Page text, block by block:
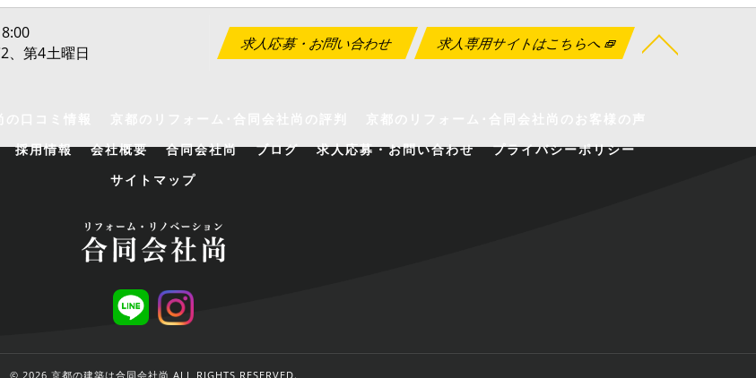
、第4土曜日
求人応募・お問い合わせ 求人専用サイトはこちらへ
採用情報 会社概要 合同会社尚 ブログ 求人応募・お問い合わせ
プライバシーポリシー
サイトマップ
© 2026 京都の建築は合同会社尚 ALL RIGHTS RESERVED.